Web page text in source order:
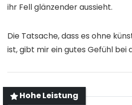
ihr Fell glänzender aussieht.
Die Tatsache, dass es ohne
ist, gibt mir ein gutes Gefühl bei
Hohe Leistung